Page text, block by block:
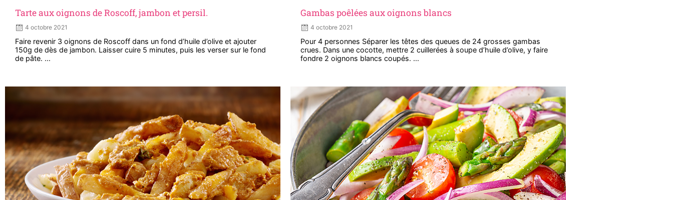
Tarte aux oignons de Roscoff, jambon et persil.
4 octobre 2021
Faire revenir 3 oignons de Roscoff dans un fond d’huile d’olive et ajouter
150g de dès de jambon. Laisser cuire 5 minutes, puis les verser sur le fond
de pâte. ...
Gambas poêlées aux oignons blancs
4 octobre 2021
Pour 4 personnes Séparer les têtes des queues de 24 grosses gambas
crues. Dans une cocotte, mettre 2 cuillerées à soupe d’huile d’olive, y faire
fondre 2 oignons blancs coupés. ...